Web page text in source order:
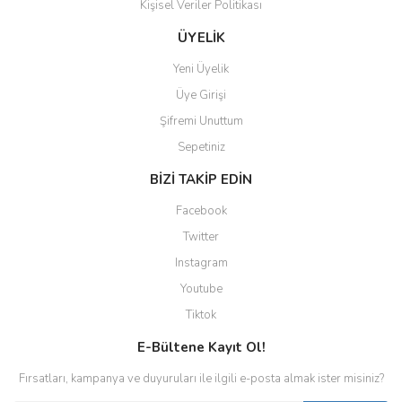
Kişisel Veriler Politikası
ÜYELİK
Yeni Üyelik
Üye Girişi
Şifremi Unuttum
Sepetiniz
BİZİ TAKİP EDİN
Facebook
Twitter
Instagram
Youtube
Tiktok
E-Bültene Kayıt Ol!
Fırsatları, kampanya ve duyuruları ile ilgili e-posta almak ister misiniz?